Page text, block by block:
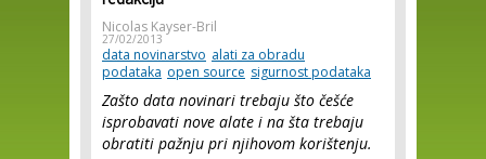
Nicolas Kayser-Bril
27/02/2013
data novinarstvo alati za obradu
podataka open source sigurnost podataka
Zašto data novinari trebaju što češće
isprobavati nove alate i na šta trebaju
obratiti pažnju pri njihovom korištenju.